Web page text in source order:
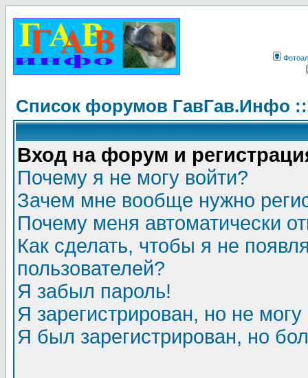
Список форумов ГавГав.Инфо
Вход на форум и
Почему я не могу войти?
Зачем мне вообще нужно
Почему меня автоматически
Как сделать, чтобы я не
пользователей?
Я забыл пароль!
Я зарегистрирован, но не могу
Я был зарегистрирован, но